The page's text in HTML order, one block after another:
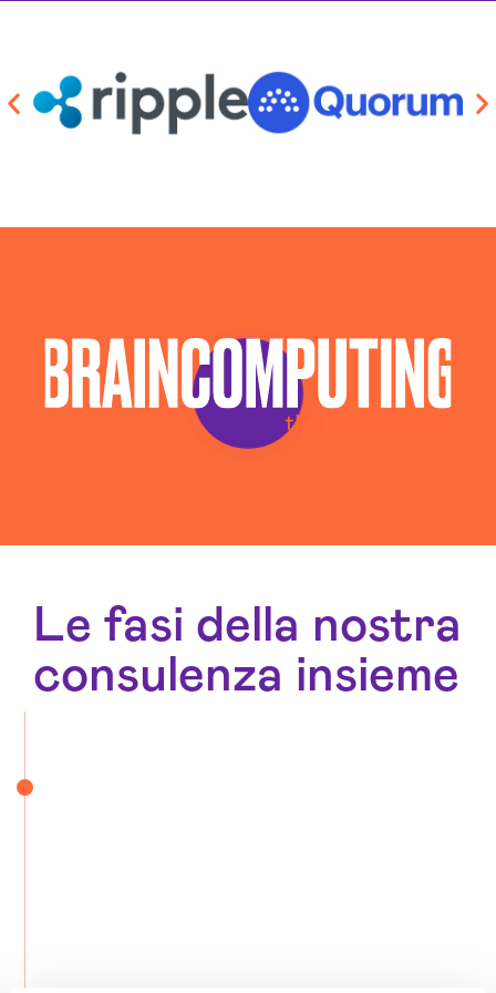
Chatbot Intelligenza Artificiale Pistoia
Consulente Informatico Pistoia
Servizi Cybersecurity Pistoia
Servizi Sicurezza Informatica Pistoia
Sistema Ai Pistoia
Software House Pistoia
Le fasi della nostra
consulenza insieme